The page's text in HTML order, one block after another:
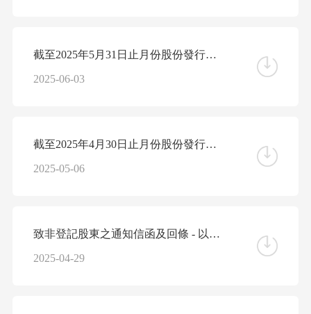
截至2025年5月31日止月份股份發行人的證券變動月報表
2025-06-03
截至2025年4月30日止月份股份發行人的證券變動月報表
2025-05-06
致非登記股東之通知信函及回條 - 以電子方式發佈公司通訊安排的提示信函
2025-04-29